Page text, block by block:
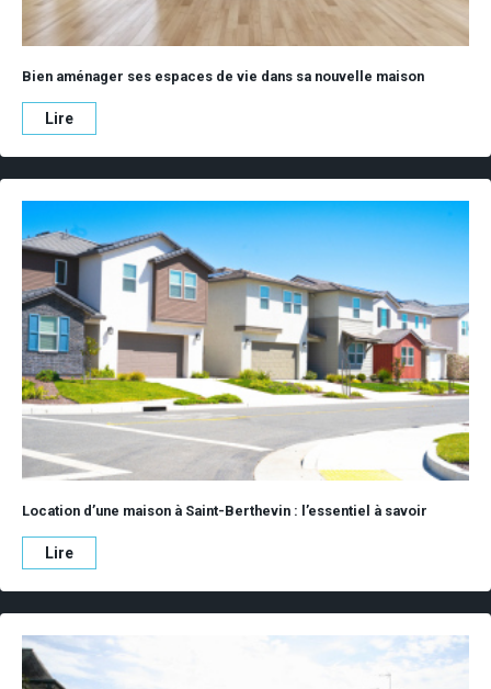
Bien aménager ses espaces de vie dans sa nouvelle maison
Lire
Location d’une maison à Saint-Berthevin : l’essentiel à savoir
Lire